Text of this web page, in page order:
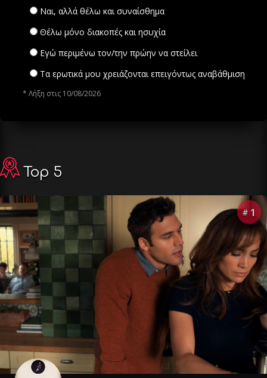
Ναι, αλλά θέλω και συναίσθημα
Θέλω μόνο διακοπές και ησυχία
Εγώ περιμένω τον/την πρώην να στείλει
Τα ερωτικά μου χρειάζονται επειγόντως αναβάθμιση
* Λήξη στις 10/08/2026
Top 5
# 1